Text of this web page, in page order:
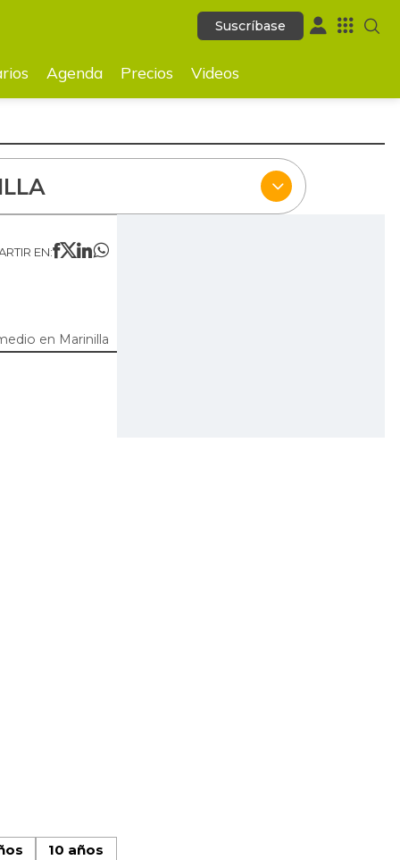
Suscríbase
Videos
Suscríbase
Agenda Precios Videos
EN:
en Marinilla
10 años